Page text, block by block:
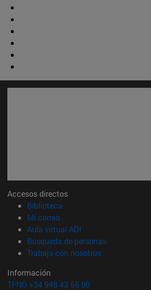
Accesos directos
Biblioteca
Mi correo(abre en nueva ventana)
Aula virtual ADI
Búsqueda de personas(abre en
Trabaja con nosotros(abre en
Información
TFNO +34 948 42 56 00